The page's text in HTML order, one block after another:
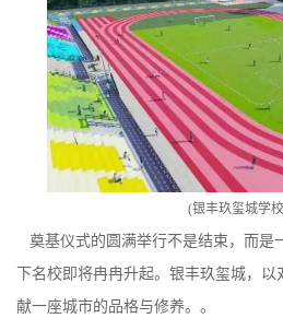
(银丰玖玺城学
奠基仪式的圆满举行不是结束，而是
下名校即将冉冉升起。银丰玖玺城，
献一座城市的品格与修养。。